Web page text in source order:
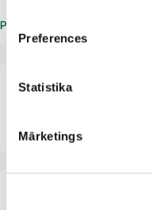
Preferences
Statistika
Mārketings
Pieteikt vizīti